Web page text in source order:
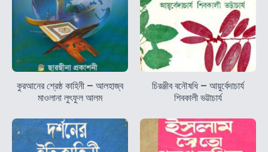
কুরআনের শ্রেষ্ঠ কাহিনী – আলহাজ্ব
মাওলানা লুৎফুল আলম
চিরঞ্জীব বনৌষধি – আয়ুর্বেদাচার্য
শিবকালী ভট্টাচার্য